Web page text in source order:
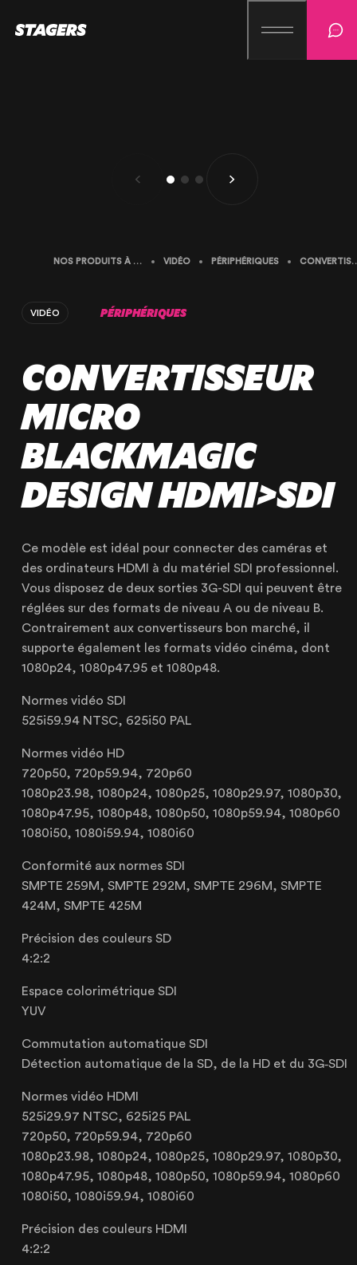
OUR AGENCY
OUR EXPERTISE
OUR ACCOMPANIMENT
OUR REALISATIONS
RENTAL PRODUCTS
PRODUCTS FOR SALE
59223 Roncq, France
75001 Paris, France
+33 (1) 44 50 40 70
Le Touquet
62520 Le Touquet, France
+33 (3) 20 72 39 98
NOS PRODUITS À LA LOCATION VIDÉO PÉRIPHÉRIQUES CONVERTISSEUR MICRO
VIDÉO PÉRIPHÉRIQUES
CONVERTISSEUR
MICRO
BLACKMAGIC
DESIGN HDMI>SDI
Ce modèle est idéal pour connecter des caméras et
des ordinateurs HDMI à du matériel SDI professionnel.
Vous disposez de deux sorties 3G-SDI qui peuvent être
réglées sur des formats de niveau A ou de niveau B.
Contrairement aux convertisseurs bon marché, il
supporte également les formats vidéo cinéma, dont
1080p24, 1080p47.95 et 1080p48.
Normes vidéo SDI
525i59.94 NTSC, 625i50 PAL
Normes vidéo HD
720p50, 720p59.94, 720p60
1080p23.98, 1080p24, 1080p25, 1080p29.97, 1080p30,
1080p47.95, 1080p48, 1080p50, 1080p59.94, 1080p60
1080i50, 1080i59.94, 1080i60
Conformité aux normes SDI
SMPTE 259M, SMPTE 292M, SMPTE 296M, SMPTE
424M, SMPTE 425M
Précision des couleurs SD
4:2:2
Espace colorimétrique SDI
YUV
Commutation automatique SDI
Détection automatique de la SD, de la HD et du 3G‑SDI
Normes vidéo HDMI
525i29.97 NTSC, 625i25 PAL
720p50, 720p59.94, 720p60
1080p23.98, 1080p24, 1080p25, 1080p29.97, 1080p30,
1080p47.95, 1080p48, 1080p50, 1080p59.94, 1080p60
1080i50, 1080i59.94, 1080i60
Précision des couleurs HDMI
4:2:2